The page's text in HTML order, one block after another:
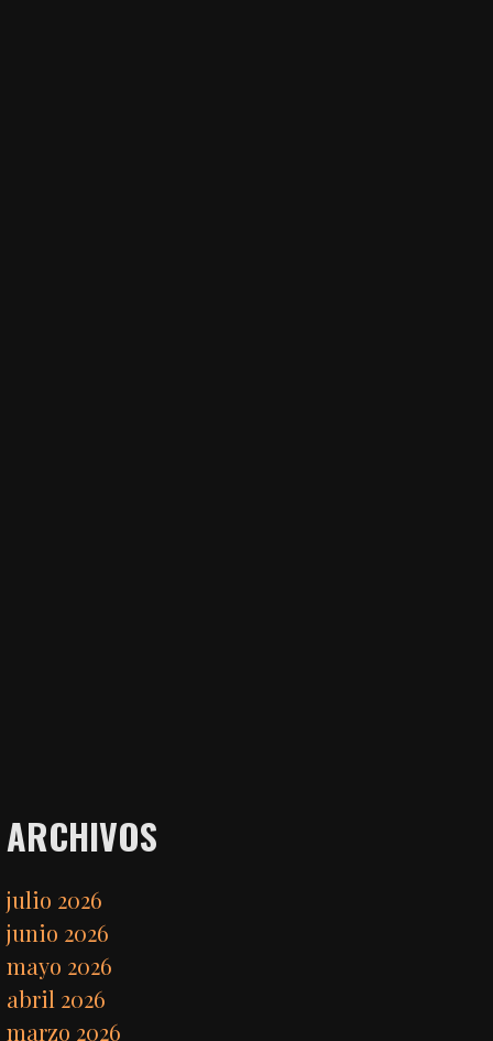
ARCHIVOS
julio 2026
junio 2026
mayo 2026
abril 2026
marzo 2026